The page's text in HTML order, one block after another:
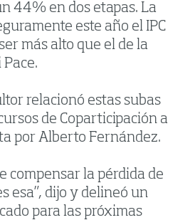
44% en dos etapas. La
este año el IPC
más alto que el de la
relacionó estas subas
de Coparticipación a
por Alberto Fernández.
compensar la pérdida de
esa”, dijo y delineó un
para las próximas